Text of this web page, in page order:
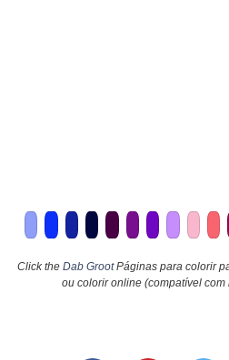
Click the Dab GrootPáginas para colorir
ou colorir online (compatível com